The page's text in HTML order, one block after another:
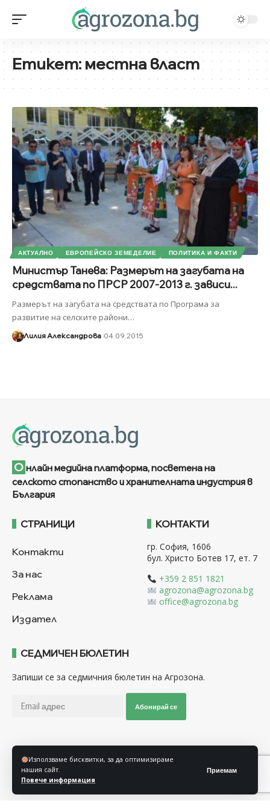
Използваме бисквитки, за да оптимизираме
нашия сайт.
Повече информация
Приемам
Етикет:местна власт
АКТУАЛНО ЕВРОПЕЙСКО ЗЕМЕДЕЛИЕ ПОЛИТИКА И ФАКТИ
Министър Танева: Размерът на загубата на
средствата по ПРСР 2007-2013 г. зависи...
Размерът на загубата на средствата по Програма за
развитие на селските райони…
Лилия Александрова 04.09.2015
О нлайн медийна платформа, посветена на
селското стопанство и хранителната индустрия в
България
СТРАНИЦИ
Контакти
За нас
Реклама
Издател
КОНТАКТИ
гр. София, 1606
бул. Христо Ботев 17, ет. 7
+359 2 851 1821
agrozona@agrozona.bg
office@agrozona.bg
СЕДМИЧЕН БЮЛЕТИН
Запиши се за седмичния бюлетин на Агрозона.
Абонирай се
Последвайте ни